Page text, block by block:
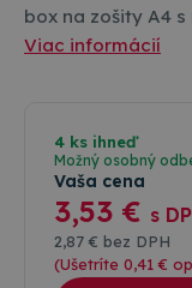
box na zošity A4
Viac informácií
4 ks ihneď
Možný osobný
Vaša cena
3,53 € s
2,87 € bez DPH
(Ušetríte 0,41 €